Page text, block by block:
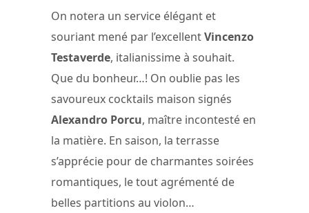
On notera un service élégant et
souriant mené par l’excellentVincenzo
Testaverde, italianissime à souhait.
Que du bonheur…! On oublie pas les
savoureux cocktails maison signés
Alexandro Porcu, maître incontesté en
la matière. En saison, la terrasse
s’apprécie pour de charmantes soirées
romantiques, le tout agrémenté de
belles partitions au violon…